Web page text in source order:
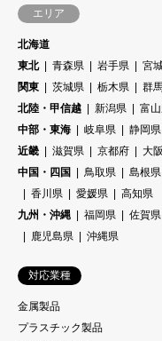
エリア
北海道
東北
青森県 岩手県 宮
関東
茨城県 栃木県 群
北陸・甲信越
新潟県 富
中部・東海
岐阜県 静岡県
近畿
滋賀県 京都府 大
中国・四国
鳥取県 島根県
香川県
愛媛県
高知県
九州・沖縄
福岡県 佐賀県
鹿児島県
沖縄県
対応業種
金属製品
プラスチック製品